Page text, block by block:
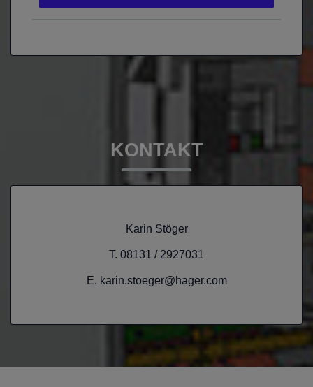
KONTAKT
Karin Stöger
T. 08131 / 2927031
E. karin.stoeger@hager.com